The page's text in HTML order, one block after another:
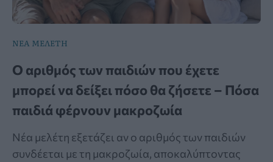
ΝΕΑ ΜΕΛΕΤΗ
Ο αριθμός των παιδιών που έχετε
μπορεί να δείξει πόσο θα ζήσετε – Πόσα
παιδιά φέρνουν μακροζωία
Νέα μελέτη εξετάζει αν ο αριθμός των παιδιών
συνδέεται με τη μακροζωία, αποκαλύπτοντας